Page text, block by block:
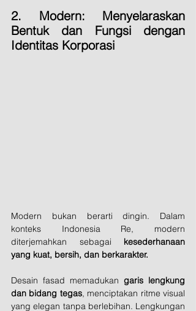
2. Modern: Menyelaraskan
Bentuk dan Fungsi dengan
Identitas Korporasi
Modern bukan berarti dingin. Dalam
konteks Indonesia Re, modern
diterjemahkan sebagai kesederhanaan
yang kuat, bersih, dan berkarakter.
Desain fasad memadukan garis lengkung
dan bidang tegas, menciptakan ritme visual
yang elegan tanpa berlebihan. Lengkungan